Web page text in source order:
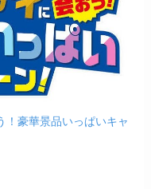
！豪華景品いっぱいキャ